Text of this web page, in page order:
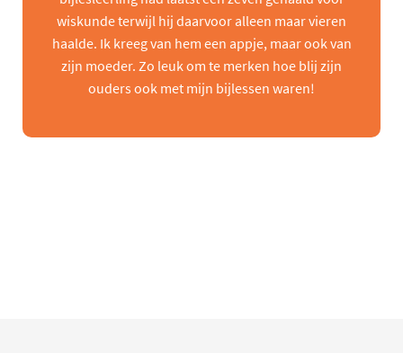
wiskunde terwijl hij daarvoor alleen maar vieren
haalde. Ik kreeg van hem een appje, maar ook van
zijn moeder. Zo leuk om te merken hoe blij zijn
ouders ook met mijn bijlessen waren!